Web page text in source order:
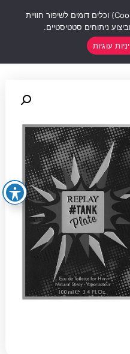
באתר נעשה שימוש בעוגיות (Cookies) וכלים דומים לשיפור חוויית
ניתוחים סטטיסטיים.
עוגיות